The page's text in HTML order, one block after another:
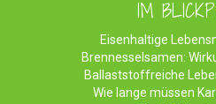
IM
Eisenhaltige
Brennesselsamen:
Ballaststoffreiche
Wie lange müssen